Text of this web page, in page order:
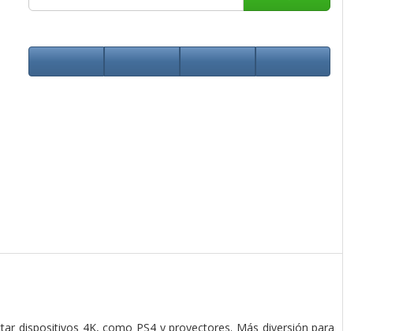
dispositivos 4K, como PS4 y proyectores. Más diversión para